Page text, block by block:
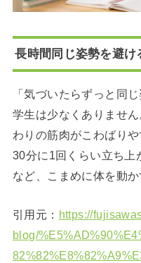
長時間同じ姿勢を避け
「気づいたらずっと同
学生は少なくありませ
わりの筋肉がこわばり
30分に1回くらい立ち上
など、こまめに体を動
引用元： https://
blog/